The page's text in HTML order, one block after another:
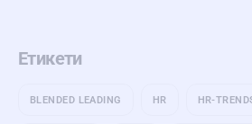
Етикети
BLENDED LEADING HR HR-